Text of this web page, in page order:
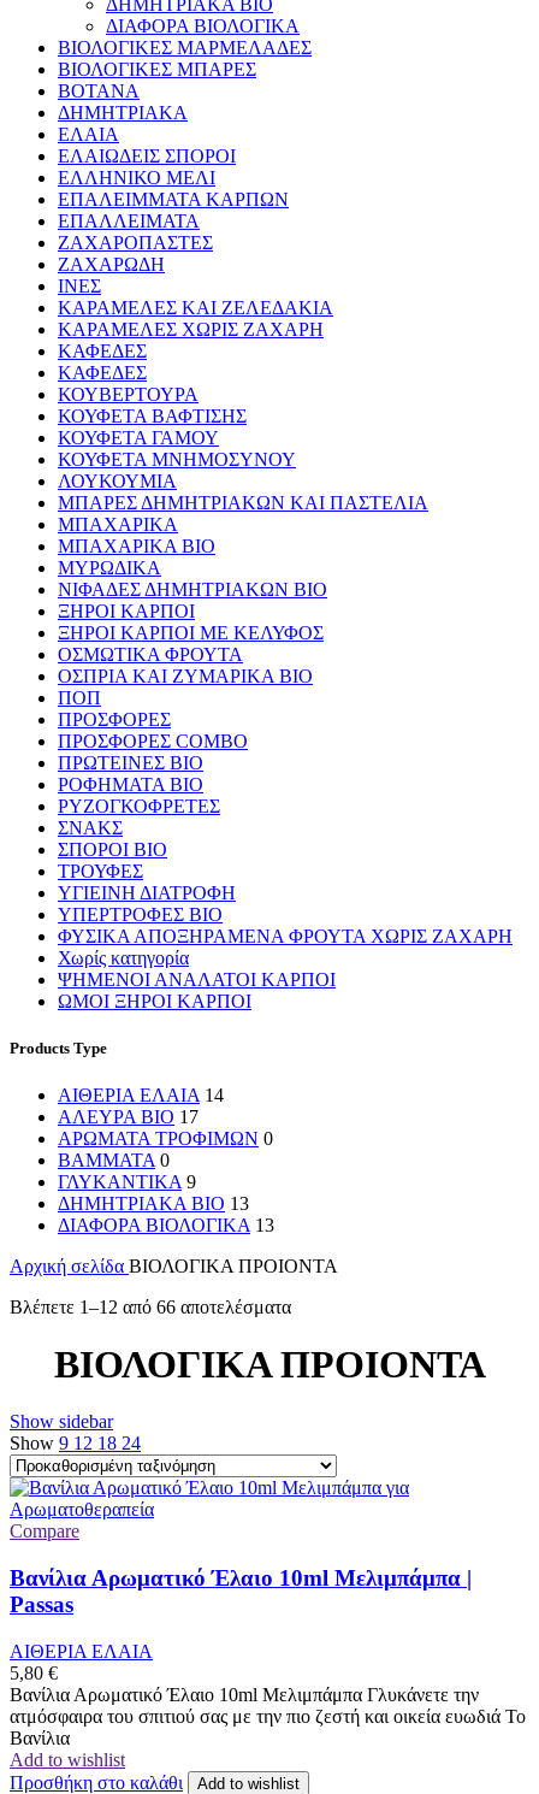
ΔΗΜΗΤΡΙΑΚΑ BIO
ΔΙΑΦΟΡΑ ΒΙΟΛΟΓΙΚΑ
ΒΙΟΛΟΓΙΚΕΣ ΜΑΡΜΕΛΑΔΕΣ
ΒΙΟΛΟΓΙΚΕΣ ΜΠΑΡΕΣ
ΒΟΤΑΝΑ
ΔΗΜΗΤΡΙΑΚΑ
ΕΛΑΙΑ
ΕΛΑΙΩΔΕΙΣ ΣΠΟΡΟΙ
ΕΛΛΗΝΙΚΟ ΜΕΛΙ
ΕΠΑΛΕΙΜΜΑΤΑ ΚΑΡΠΩΝ
ΕΠΑΛΛΕΙΜΑΤΑ
ΖΑΧΑΡΟΠΑΣΤΕΣ
ΖΑΧΑΡΩΔΗ
ΙΝΕΣ
ΚΑΡΑΜΕΛΕΣ ΚΑΙ ΖΕΛΕΔΑΚΙΑ
ΚΑΡΑΜΕΛΕΣ ΧΩΡΙΣ ΖΑΧΑΡΗ
ΚΑΦΕΔΕΣ
ΚΑΦΕΔΕΣ
ΚΟΥΒΕΡΤΟΥΡΑ
ΚΟΥΦΕΤΑ ΒΑΦΤΙΣΗΣ
ΚΟΥΦΕΤΑ ΓΑΜΟΥ
ΚΟΥΦΕΤΑ ΜΝΗΜΟΣΥΝΟΥ
ΛΟΥΚΟΥΜΙΑ
ΜΠΑΡΕΣ ΔΗΜΗΤΡΙΑΚΩΝ ΚΑΙ ΠΑΣΤΕΛΙΑ
ΜΠΑΧΑΡΙΚΑ
ΜΠΑΧΑΡΙΚΑ ΒΙΟ
ΜΥΡΩΔΙΚΑ
ΝΙΦΑΔΕΣ ΔΗΜΗΤΡΙΑΚΩΝ ΒΙΟ
ΞΗΡΟΙ ΚΑΡΠΟΙ
ΞΗΡΟΙ ΚΑΡΠΟΙ ΜΕ ΚΕΛΥΦΟΣ
ΟΣΜΩΤΙΚΑ ΦΡΟΥΤΑ
ΟΣΠΡΙΑ ΚΑΙ ΖΥΜΑΡΙΚΑ ΒΙΟ
ΠΟΠ
ΠΡΟΣΦΟΡΕΣ
ΠΡΟΣΦΟΡΕΣ COMBO
ΠΡΩΤΕΙΝΕΣ ΒΙΟ
ΡΟΦΗΜΑΤΑ ΒΙΟ
ΡΥΖΟΓΚΟΦΡΕΤΕΣ
ΣΝΑΚΣ
ΣΠΟΡΟΙ ΒΙΟ
ΤΡΟΥΦΕΣ
ΥΓΙΕΙΝΗ ΔΙΑΤΡΟΦΗ
ΥΠΕΡΤΡΟΦΕΣ ΒΙΟ
ΦΥΣΙΚΑ ΑΠΟΞΗΡΑΜΕΝΑ ΦΡΟΥΤΑ ΧΩΡΙΣ ΖΑΧΑΡΗ
Χωρίς κατηγορία
ΨΗΜΕΝΟΙ ΑΝΑΛΑΤΟΙ ΚΑΡΠΟΙ
ΩΜΟΙ ΞΗΡΟΙ ΚΑΡΠΟΙ
Products Type
ΑΙΘΕΡΙΑ ΕΛΑΙΑ 14
ΑΛΕΥΡΑ BIO 17
ΑΡΩΜΑΤΑ ΤΡΟΦΙΜΩΝ 0
ΒΑΜΜΑΤΑ 0
ΓΛΥΚΑΝΤΙΚΑ 9
ΔΗΜΗΤΡΙΑΚΑ BIO 13
ΔΙΑΦΟΡΑ ΒΙΟΛΟΓΙΚΑ 13
Αρχική σελίδα ΒΙΟΛΟΓΙΚΑ ΠΡΟΙΟΝΤΑ
Βλέπετε 1–12 από 66 αποτελέσματα
ΒΙΟΛΟΓΙΚΑ ΠΡΟΙΟΝΤΑ
Show sidebar
Show 9 12 18 24
Compare
Βανίλια Αρωματικό Έλαιο 10ml Μελιμπάμπα |
Passas
ΑΙΘΕΡΙΑ ΕΛΑΙΑ
5,80 €
Βανίλια Αρωματικό Έλαιο 10ml Μελιμπάμπα Γλυκάνετε την
ατμόσφαιρα του σπιτιού σας με την πιο ζεστή και οικεία ευωδιά Το
Βανίλια
Add to wishlist
Προσθήκη στο καλάθι
Add to wishlist